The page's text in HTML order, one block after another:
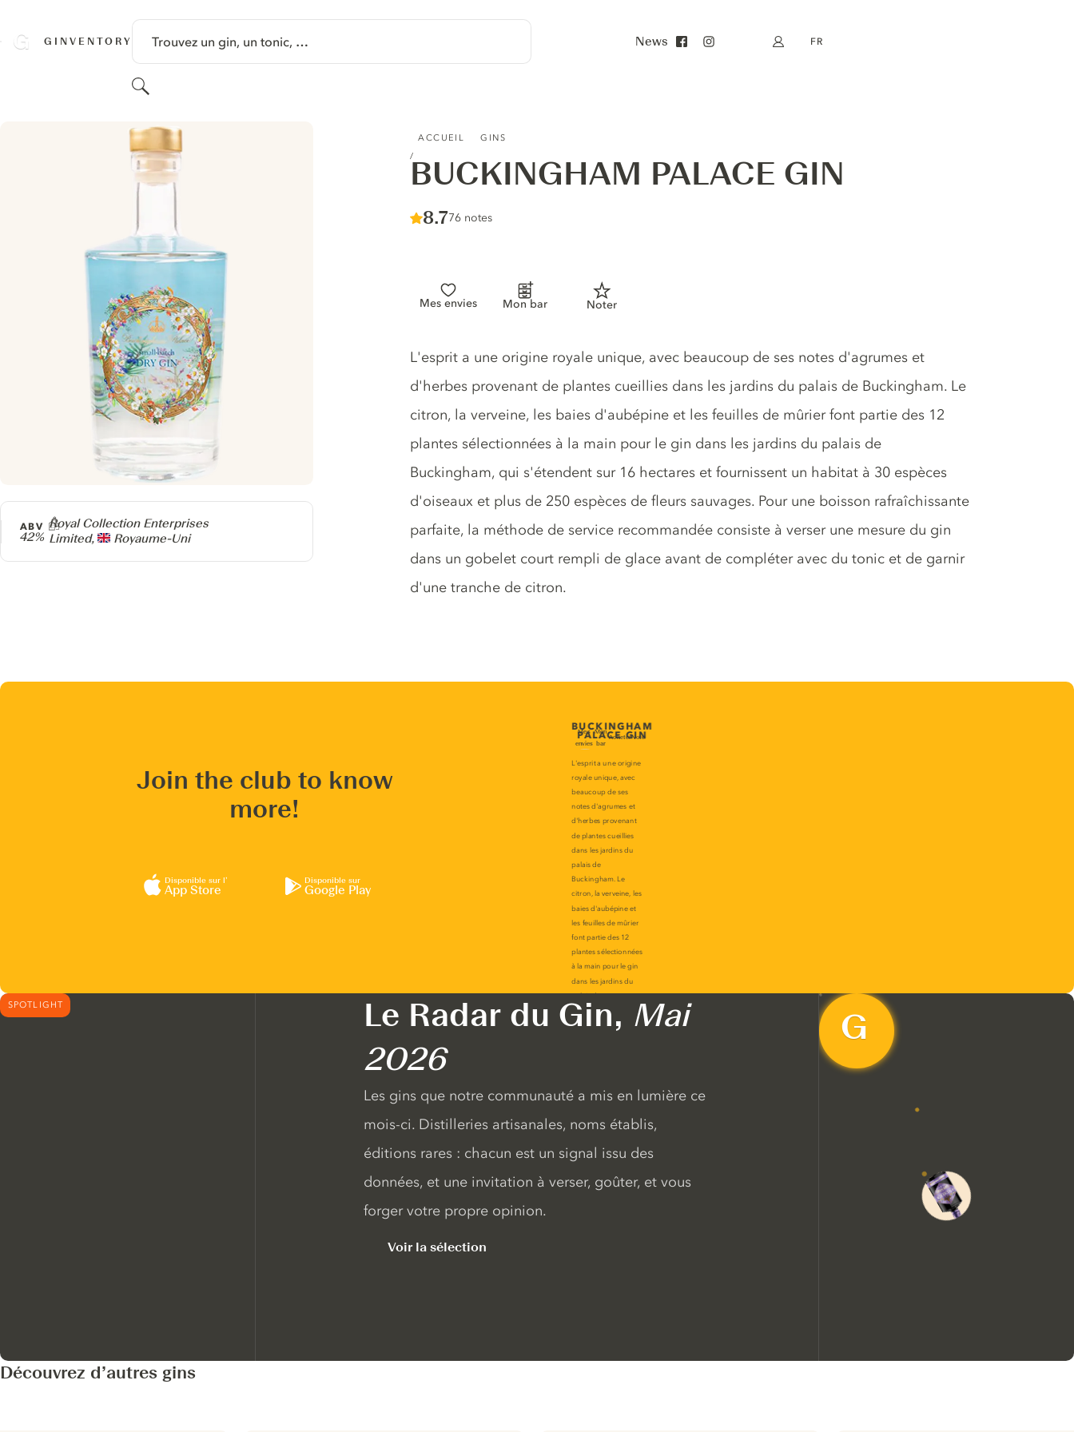
GINVENTORY Trouvez un gin, un tonic, …
Rechercher
News Mon compte
FR
ACCUEIL GINS
BUCKINGHAM PALACE GIN
Score :
8.7/ 10
76 notes
Mes envies Mon bar Noter
Producteur
Royal Collection Enterprises
Limited,
Royaume-Uni
ABV
42%
Description du gin
L'esprit a une origine royale unique, avec beaucoup de ses notes d'agrumes et
d'herbes provenant de plantes cueillies dans les jardins du palais de Buckingham. Le
citron, la verveine, les baies d'aubépine et les feuilles de mûrier font partie des 12
plantes sélectionnées à la main pour le gin dans les jardins du palais de
Buckingham, qui s'étendent sur 16 hectares et fournissent un habitat à 30 espèces
d'oiseaux et plus de 250 espèces de fleurs sauvages. Pour une boisson rafraîchissante
parfaite, la méthode de service recommandée consiste à verser une mesure du gin
dans un gobelet court rempli de glace avant de compléter avec du tonic et de garnir
d'une tranche de citron.
Join the club to know
more!
Disponible sur l’
App Store
Disponible sur
Google Play
SPOTLIGHT Le Radar du Gin, Mai
2026
Les gins que notre communauté a mis en lumière ce
mois-ci. Distilleries artisanales, noms établis,
éditions rares : chacun est un signal issu des
données, et une invitation à verser, goûter, et vous
forger votre propre opinion.
Voir la sélection
Découvrez d’autres gins